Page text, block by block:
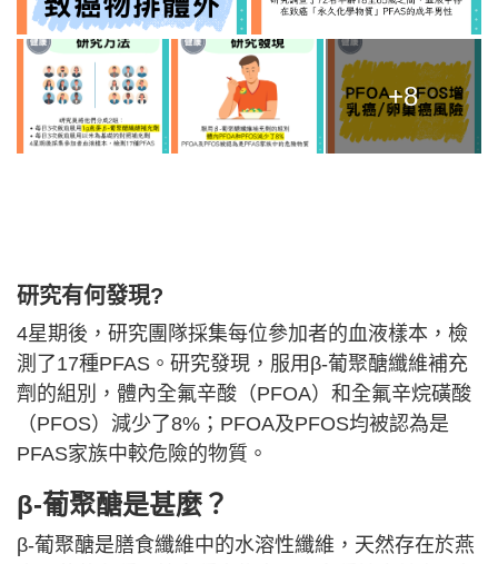
+8
研究有何發現?
4星期後，研究團隊採集每位參加者的血液樣本，檢
測了17種PFAS。研究發現，服用β-葡聚醣纖維補充
劑的組別，體內全氟辛酸（PFOA）和全氟辛烷磺酸
（PFOS）減少了8%；PFOA及PFOS均被認為是
PFAS家族中較危險的物質。
β-葡聚醣是甚麼？
β-葡聚醣是膳食纖維中的水溶性纖維，天然存在於燕